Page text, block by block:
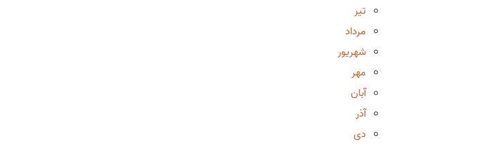
تیر
مرداد
شهریور
مهر
آبان
آذر
دی